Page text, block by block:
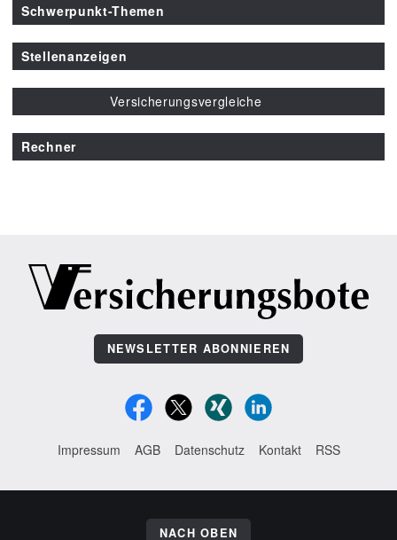
Schwerpunkt-Themen
Stellenanzeigen
Versicherungsvergleiche
Rechner
NEWSLETTER ABONNIEREN
Impressum AGB Datenschutz Kontakt RSS
NACH OBEN